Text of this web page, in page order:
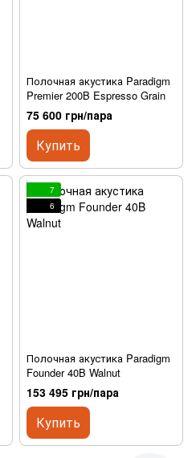
Полочная акустика Paradigm
Premier 200B Espresso Grain
75 600 грн/пара
Купить
7
6
Полочная акустика Paradigm
Founder 40B Walnut
153 495 грн/пара
Купить